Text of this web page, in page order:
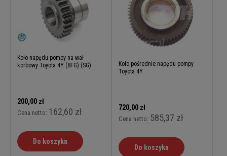
Koło napędu pompy na wał
korbowy Toyota 4Y (8FG) (SG)
200,00 zł
Cena netto: 162,60 zł
Do koszyka
Koło pośrednie napędu pompy
Toyota 4Y
720,00 zł
Cena netto: 585,37 zł
Do koszyka